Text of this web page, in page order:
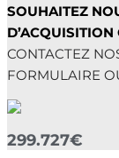
SOUHAITEZ
CONTACTEZ
FORMULAIRE
299.727€